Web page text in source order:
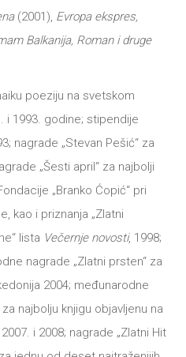
(2001), Evropa ekspres,
Balkanija, Roman i druge
poeziju na svetskom
i 1993. godine; stipendije
nagrade „Stevan Pešić“ za
„Šesti april“ za najbolji
„Branko Ćopić“ pri
kao i priznanja „Zlatni
lista Večernje novosti, 1998;
nagrade „Zlatni prsten“ za
2004; međunarodne
najbolju knjigu objavljenu na
i 2008; nagrade „Zlatni Hit